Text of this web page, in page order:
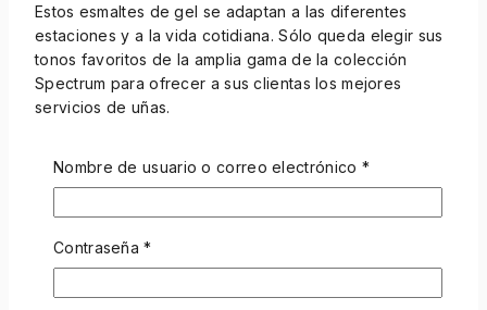
Estos esmaltes de gel se adaptan a las diferentes
estaciones y a la vida cotidiana. Sólo queda elegir sus
tonos favoritos de la amplia gama de la colección
Spectrum para ofrecer a sus clientas los mejores
servicios de uñas.
Comentarios
Sé el primero en opinar "F.O.X. Spectrum
esmalte semipermanente #032
(Endorphin)"
Nombre de usuario o correo electrónico *
Contraseña*